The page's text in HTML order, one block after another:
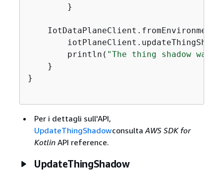
        }
    IotDataPlaneClient.fromEnvironment
        println(
"The thing shadow was
    }
}
Per i dettagli sull'API,
UpdateThingShadowconsultaAWS SDK for
KotlinAPI reference.
UpdateThingShadow